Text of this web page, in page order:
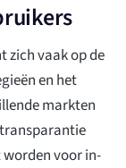
zich vaak op de
en het
markten
voor in-